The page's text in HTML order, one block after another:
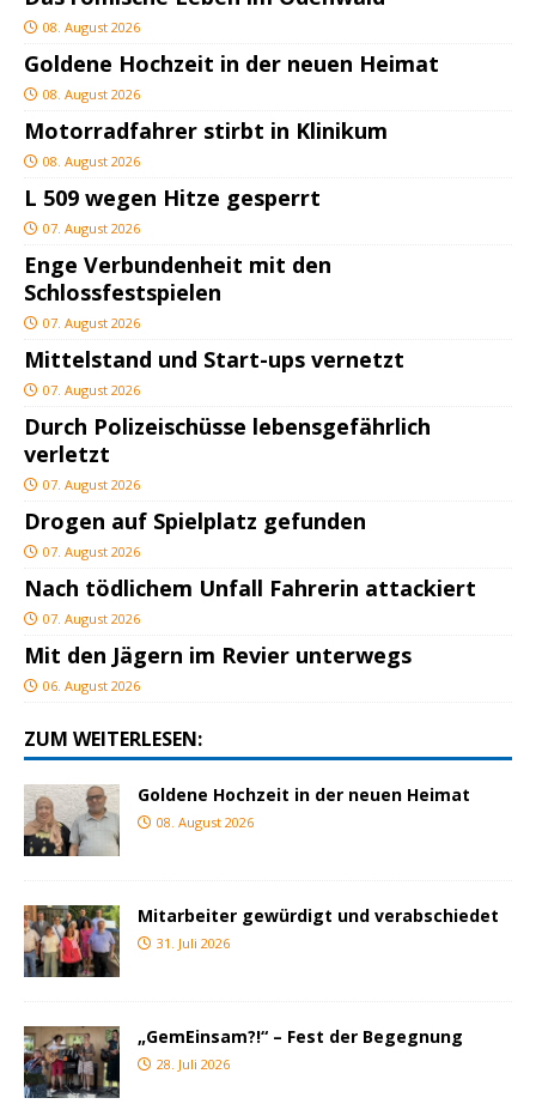
08. August 2026
Goldene Hochzeit in der neuen Heimat
08. August 2026
Motorradfahrer stirbt in Klinikum
08. August 2026
L 509 wegen Hitze gesperrt
07. August 2026
Enge Verbundenheit mit den
Schlossfestspielen
07. August 2026
Mittelstand und Start-ups vernetzt
07. August 2026
Durch Polizeischüsse lebensgefährlich
verletzt
07. August 2026
Drogen auf Spielplatz gefunden
07. August 2026
Nach tödlichem Unfall Fahrerin attackiert
07. August 2026
Mit den Jägern im Revier unterwegs
06. August 2026
ZUM WEITERLESEN:
Goldene Hochzeit in der neuen Heimat
08. August 2026
Mitarbeiter gewürdigt und verabschiedet
31. Juli 2026
„GemEinsam?!“ – Fest der Begegnung
28. Juli 2026